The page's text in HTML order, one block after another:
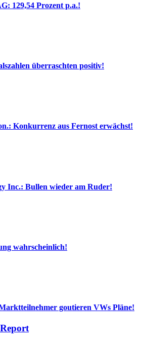
129,54 Prozent p.a.!
überraschten positiv!
Konkurrenz aus Fernost erwächst!
Inc.: Bullen wieder am Ruder!
wahrscheinlich!
goutieren VWs Pläne!